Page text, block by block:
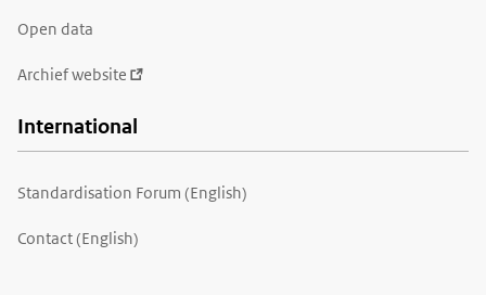
Open data
Archief website
International
Standardisation Forum (English)
Contact (English)